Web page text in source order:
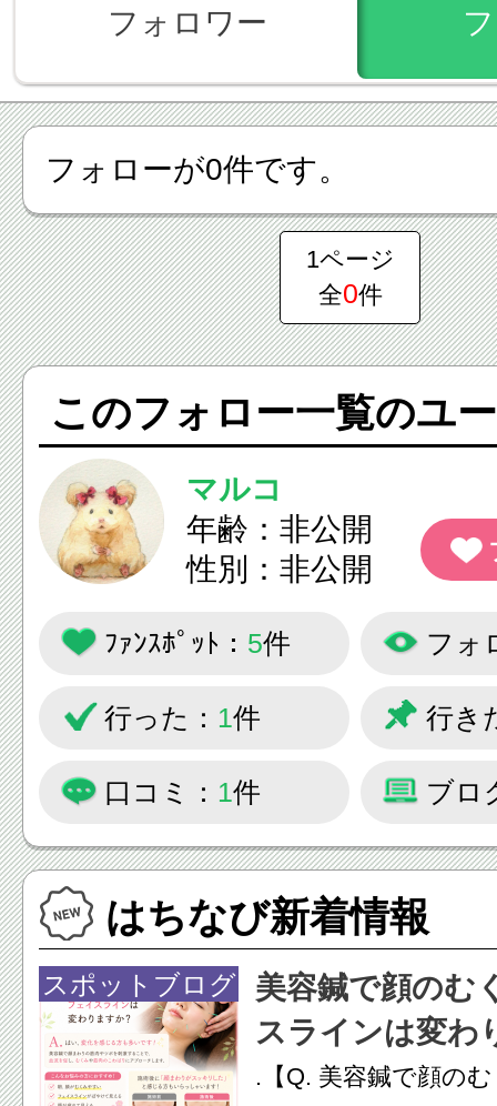
フォロワー
フォローが0件です。
1ページ
全0件
このフォロー一覧のユ
マルコ
年齢：非公開
性別：非公開
ﾌｧﾝｽﾎﾟｯﾄ： 5件 フォ
行った： 1件 行き
口コミ： 1件 ブロ
はちなび新着情報
スポットブログ
美容鍼で顔のむ
スラインは変わ
.【Q. 美容鍼で顔の